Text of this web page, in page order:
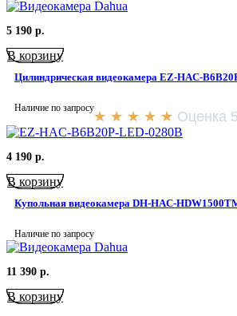
5 190 р.
В корзину
Цилиндрическая видеокамера EZ-HAC-
Наличие по запросу
★ ★ ★ ★ ★ Оценка
4 190 р.
В корзину
Купольная видеокамера DH-HAC-
Наличие по запросу
11 390 р.
В корзину